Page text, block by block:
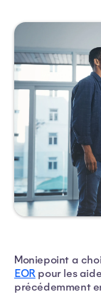
Moniepoint a
EORpour les
précédemment